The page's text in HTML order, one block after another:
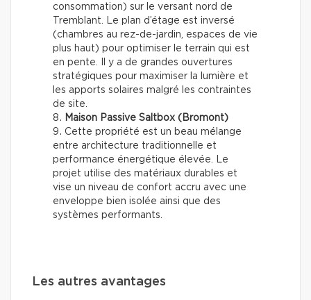
consommation) sur le versant nord de
Tremblant. Le plan d’étage est inversé
(chambres au rez-de-jardin, espaces de vie
plus haut) pour optimiser le terrain qui est
en pente. Il y a de grandes ouvertures
stratégiques pour maximiser la lumière et
les apports solaires malgré les contraintes
de site.
Maison Passive Saltbox (Bromont)
Cette propriété est un beau mélange
entre architecture traditionnelle et
performance énergétique élevée. Le
projet utilise des matériaux durables et
vise un niveau de confort accru avec une
enveloppe bien isolée ainsi que des
systèmes performants.
Les autres avantages